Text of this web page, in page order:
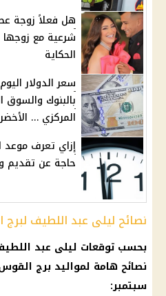
هل فعلاً زوجة
شرعية مع
الحكاية
بالبنوك والسوق
المركزي …
إزاي تعرف موعد
حاجة عن تقديم
نصائح ليلى عبد اللطيف
بحسب توقعات ليلى عبد
نصائح هامة لمواليد برج
سبتمبر: